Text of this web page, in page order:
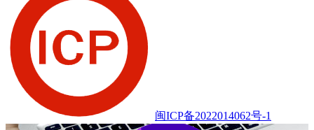
闽ICP备2022014062号-1